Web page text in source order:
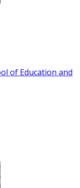
of Education and